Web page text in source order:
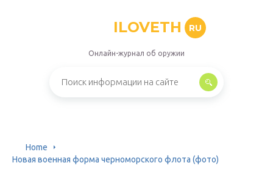
ILOVETH RU
Онлайн-журнал об оружии
Home
Новая военная форма черноморского флота (фото)